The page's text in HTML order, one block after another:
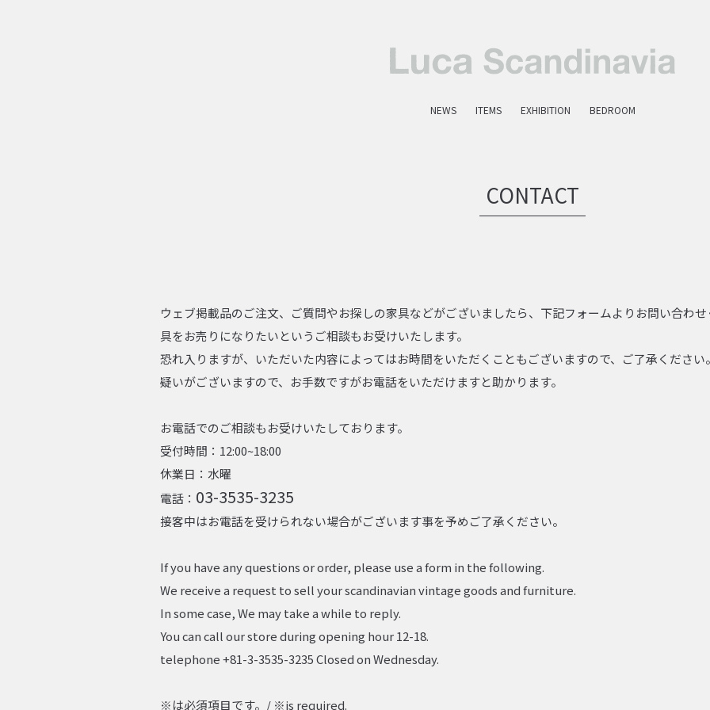
NEWS ITEMS EXHIBITION BEDROOM
CONTACT
ウェブ掲載品のご注文、ご質問やお探しの家具などがございましたら、下記フォームよりお問い合わ
具をお売りになりたいというご相談もお受けいたします。
恐れ入りますが、いただいた内容によってはお時間をいただくこともございますので、ご了承くださ
疑いがございますので、お手数ですがお電話をいただけますと助かります。
お電話でのご相談もお受けいたしております。
受付時間：12:00~18:00
休業日：水曜
電話： 03-3535-3235
接客中はお電話を受けられない場合がございます事を予めご了承ください。
If you have any questions or order, please use a form in the following.
We receive a request to sell your scandinavian vintage goods and furniture.
In some case, We may take a while to reply.
You can call our store during opening hour 12-18.
telephone +81-3-3535-3235 Closed on Wednesday.
※は必須項目です。/ ※is required.